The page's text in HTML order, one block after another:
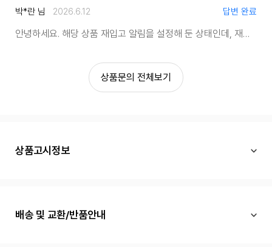
박*란 님 2026.6.12 답변 완료
안녕하세요. 해당 상품 재입고 알림을 설정해 둔 상태인데, 재입고 예정 시기가 대략적으로 정해져 있는지 궁금합니다.
상품문의 전체보기
상품고시정보
배송 및 교환/반품안내